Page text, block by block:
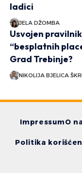
ladici
JELA DŽOMBA
Usvojen
“besplatnih
Grad Trebinje?
NIKOLIJA BJELICA
ImpressumO
Politika